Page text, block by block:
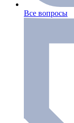
Все вопросы